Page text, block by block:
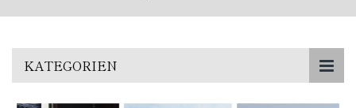
KATEGORIEN